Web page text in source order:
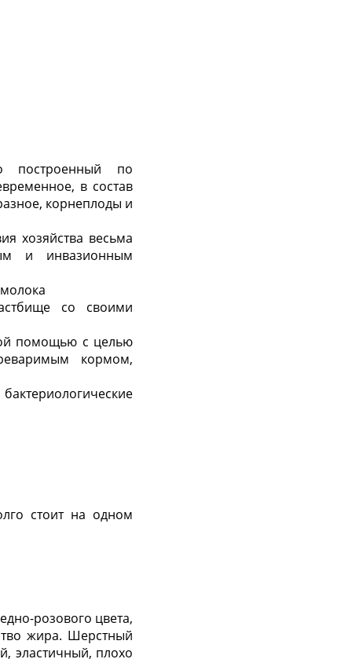
построенный по
в состав
корнеплоды и
хозяйства весьма
и инвазионным
со своими
помощью с целью
кормом,
стоит на одном
розового цвета,
жира. Шерстный
эластичный, плохо